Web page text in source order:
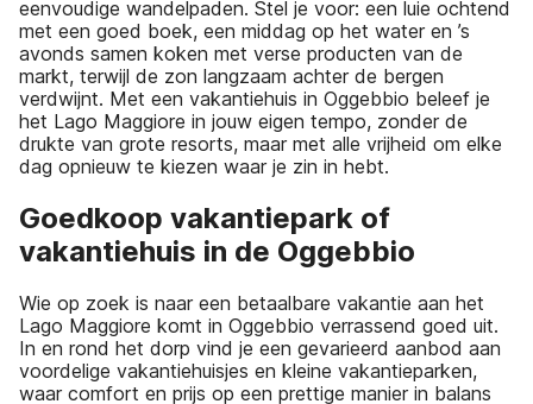
eenvoudige wandelpaden. Stel je voor: een luie ochtend
met een goed boek, een middag op het water en ’s
avonds samen koken met verse producten van de
markt, terwijl de zon langzaam achter de bergen
verdwijnt. Met een vakantiehuis in Oggebbio beleef je
het Lago Maggiore in jouw eigen tempo, zonder de
drukte van grote resorts, maar met alle vrijheid om elke
dag opnieuw te kiezen waar je zin in hebt.
Goedkoop vakantiepark of
vakantiehuis in de Oggebbio
Wie op zoek is naar een betaalbare vakantie aan het
Lago Maggiore komt in Oggebbio verrassend goed uit.
In en rond het dorp vind je een gevarieerd aanbod aan
voordelige vakantiehuisjes en kleine vakantieparken,
waar comfort en prijs op een prettige manier in balans